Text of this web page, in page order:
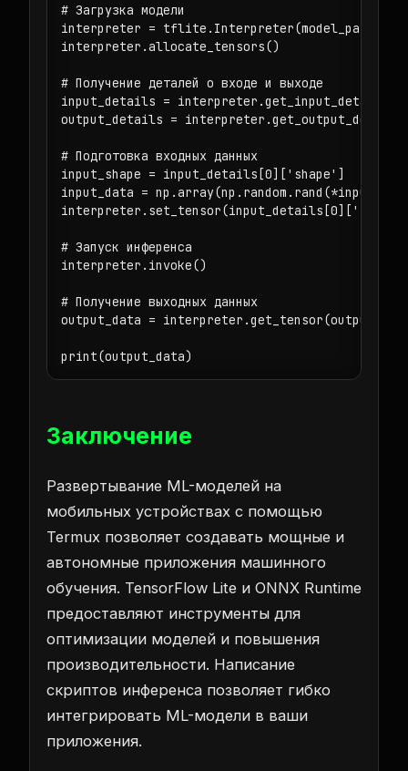
# Загрузка модели
interpreter =
interpreter.allocate_tensors()
# Получение деталей о входе и выходе
input_details = interpreter.get_input_details()
output_details =
# Подготовка входных данных
input_shape = input_details[0]['shape']
input_data =
# Запуск инференса
interpreter.invoke()
# Получение выходных данных
output_data =
print(output_data)
Заключение
Развертывание ML-моделей на
мобильных устройствах с помощью
Termux позволяет создавать мощные и
автономные приложения машинного
обучения. TensorFlow Lite и ONNX Runtime
предоставляют инструменты для
оптимизации моделей и повышения
производительности. Написание
скриптов инференса позволяет гибко
интегрировать ML-модели в ваши
приложения.